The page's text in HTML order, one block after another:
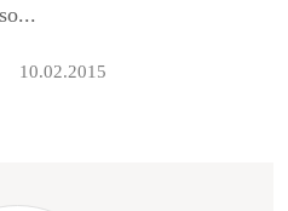
so...
10.02.2015